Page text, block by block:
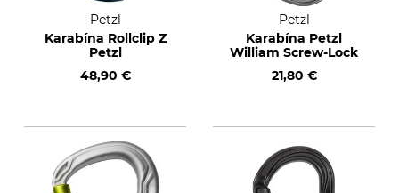
Petzl
Karabína Rollclip Z
Petzl
48,90 €
Petzl
Karabína Petzl
William Screw-Lock
21,80 €